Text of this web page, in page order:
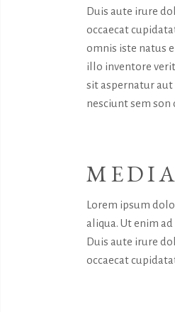
Duis aute irure
occaecat
omnis iste natus
illo inventore
sit aspernatur aut
nesciunt sem son
Lorem ipsum
aliqua. Ut enim
Duis aute irure
occaecat